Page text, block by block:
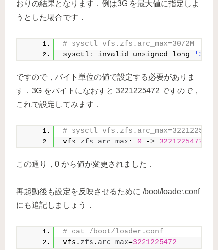
おりの結果となります．例は3G を最大値に指定しよ
うとした場合です．
# sysctl vfs.zfs.arc_max=3072M
sysctl: invalid unsigned long
ですので，バイト単位の値で設定する必要がありま
す．3G をバイトになおすと 3221225472 ですので，
これで設定してみます．
# sysctl vfs.zfs.arc_max=3221225472
vfs. zfs . arc_max : 0 -> 3221225472
この通り，0 から値が変更されました．
再起動後も設定を反映させるために /boot/loader.conf
にも追記しましょう．
# cat /boot/loader.conf
vfs. zfs . arc_max=3221225472